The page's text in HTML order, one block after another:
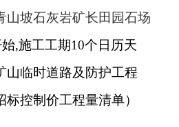
山坡石灰岩矿长田园石场
,施工工期10个日历天
山临时道路及防护工程
标控制价工程量清单）